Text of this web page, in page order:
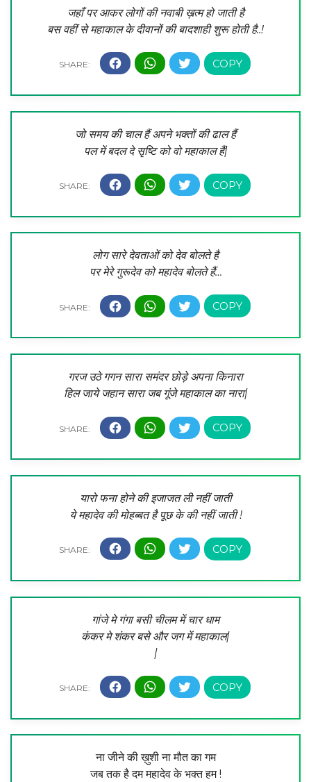
जहाँ पर आकर लोगों की नवाबी ख़त्म हो जाती है
बस वहीं से महाकाल के दीवानों की बादशाही शुरू होती है..!
जो समय की चाल हैं अपने भक्तों की ढाल हैं
पल में बदल दे सृष्टि को वो महाकाल हैं|
लोग सारे देवताओं को देव बोलते है
पर मेरे गुरूदेव को महादेव बोलते हैं…
गरज उठे गगन सारा समंदर छोड़े अपना किनारा
हिल जाये जहान सारा जब गूंजे महाकाल का नारा|
यारो फना होने की इजाजत ली नहीं जाती
ये महादेव की मोहब्बत है पूछ के की नहीं जाती !
गांजे मे गंगा बसी चीलम में चार धाम
कंकर मे शंकर बसे और जग में महाकाल|
|
ना जीने की ख़ुशी ना मौत का गम
जब तक है दम महादेव के भक्त हम !